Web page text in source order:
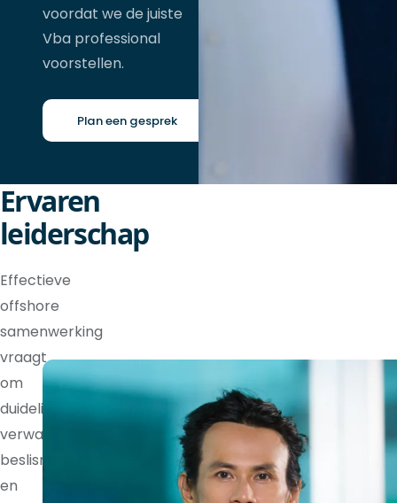
voordat we de juiste
Vba professional
voorstellen.
Plan een gesprek
Ervaren
leiderschap
Effectieve
offshore
samenwerking
vraagt
om
duidelijke
verwachtingen,
beslisrechten
en